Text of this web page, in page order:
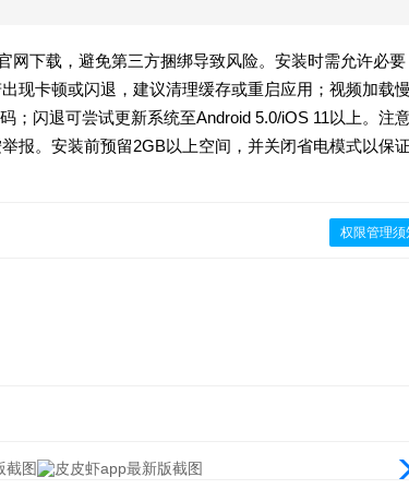
网下载，避免第三方捆绑导致风险。安装时需允许必要
现卡顿或闪退，建议清理缓存或重启应用；视频加载慢
；闪退可尝试更新系统至Android 5.0/iOS 11以上。注
报。安装前预留2GB以上空间，并关闭省电模式以保证
权限管理须